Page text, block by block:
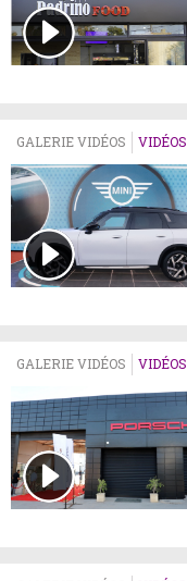
GALERIE VIDÉOS VIDÉOS
GALERIE VIDÉOS VIDÉOS